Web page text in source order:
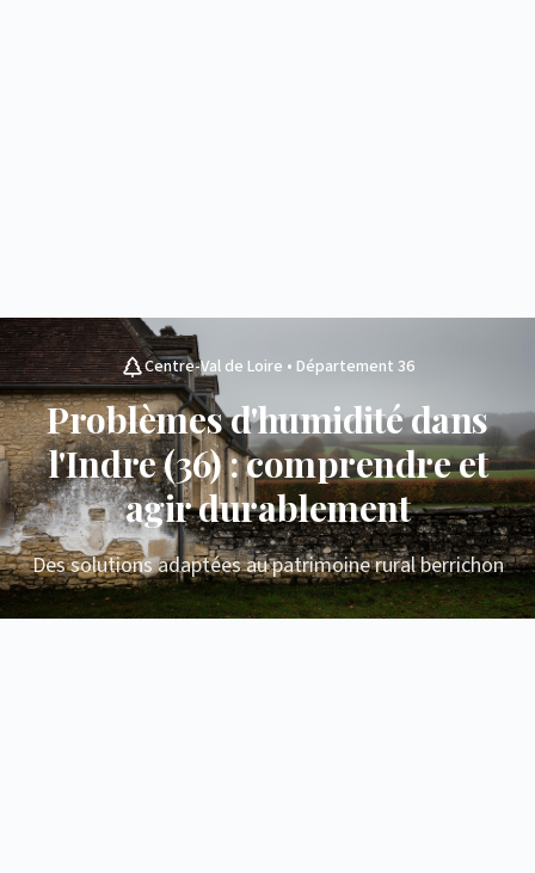
Centre-Val de Loire • Département 36
Problèmes d'humidité dans
l'Indre (36) : comprendre et
agir durablement
Des solutions adaptées au patrimoine rural berrichon